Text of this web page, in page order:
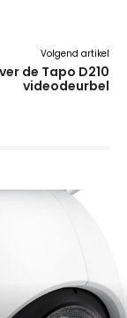
Volgend artikel
de Tapo D210
videodeurbel